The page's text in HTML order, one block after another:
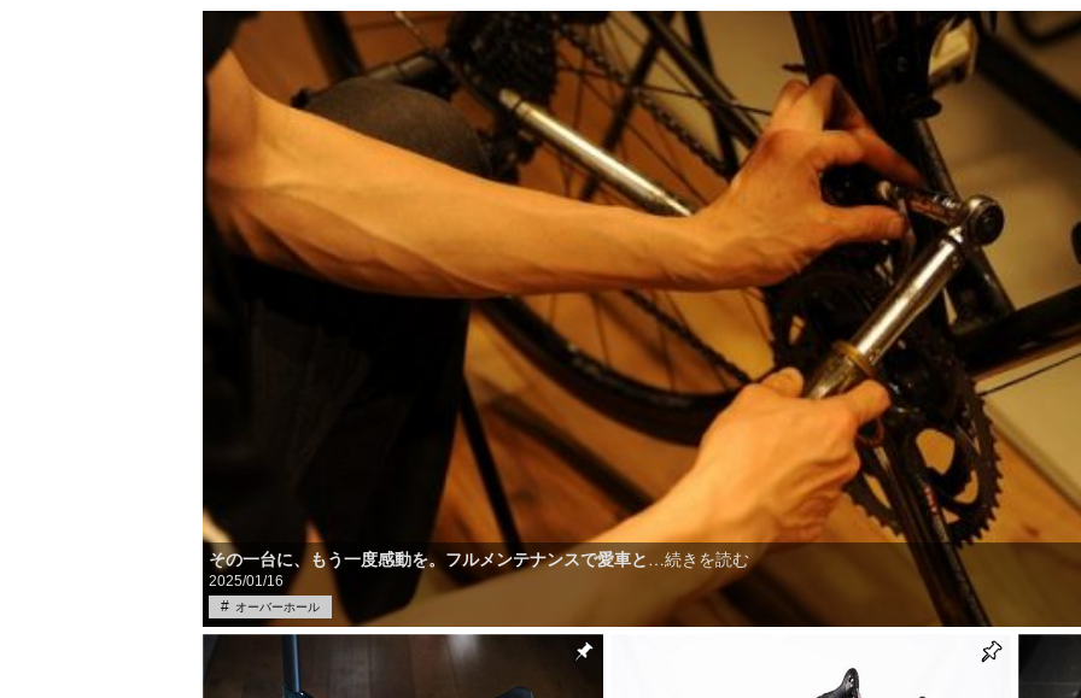
その一台に、もう一度感動を。フルメンテナンスで愛車と …続きを読む
2025/01/16
オーバーホール